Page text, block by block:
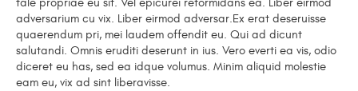
tale propriae eu sit. Vel epicurei reformidans ea. Liber eirmod
adversarium cu vix. Liber eirmod adversar.Ex erat deseruisse
quaerendum pri, mei laudem offendit eu. Qui ad dicunt
salutandi. Omnis eruditi deserunt in ius. Vero everti ea vis, odio
diceret eu has, sed ea idque volumus. Minim aliquid molestie
eam eu, vix ad sint liberavisse.